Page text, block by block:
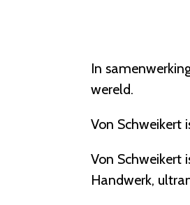
In
wereld.
Von Schweikert
Von Schweikert
Handwerk,